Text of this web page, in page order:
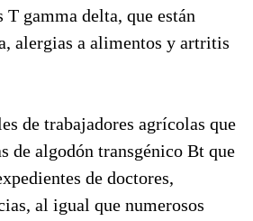
T gamma delta, que están
alergias a alimentos y artritis
de trabajadores agrícolas que
de algodón transgénico Bt que
de doctores,
al igual que numerosos